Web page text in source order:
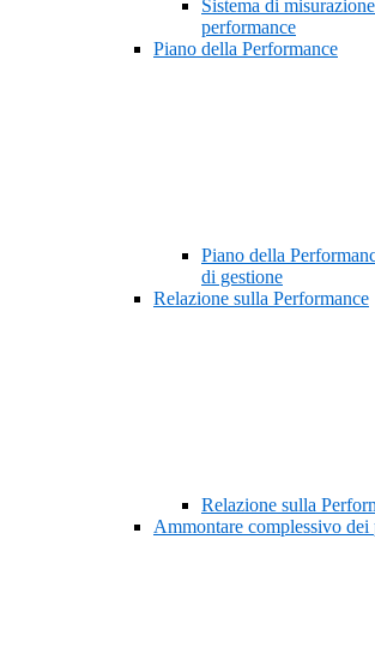
Sistema di
performance
Piano della Performance
Piano della
di gestione
Relazione sulla Performance
Relazione sulla
Ammontare complessivo dei